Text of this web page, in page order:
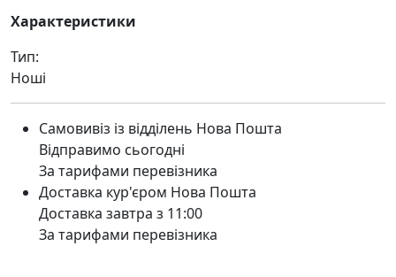
Характеристики
Тип:
Ноші
Самовивіз із відділень Нова Пошта
Відправимо сьогодні
За тарифами перевізника
Доставка кур'єром Нова Пошта
Доставка завтра з 11:00
За тарифами перевізника